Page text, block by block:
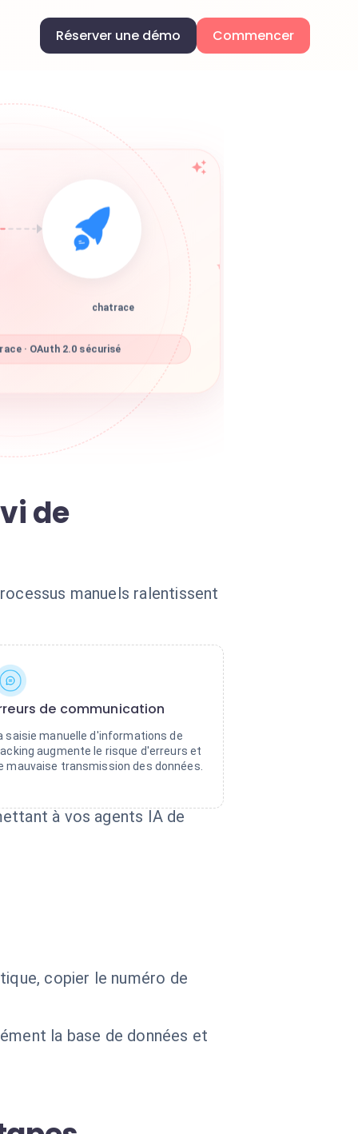
Réserver une démo Commencer
chatrace
· OAuth 2.0 sécurisé
de
manuels ralentissent
de communication
saisie manuelle d'informations de
augmente le risque d'erreurs et
mauvaise transmission des données.
à vos agents IA de
copier le numéro de
la base de données et